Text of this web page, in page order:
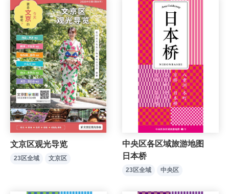
文京区观光导览
23区全域 文京区
中央区各区域旅游地图
日本桥
23区全域 中央区